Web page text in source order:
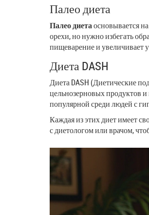
Палео диета
Палео диетаосновывается
орехи, но нужно избегать
пищеварение и увеличивает
Диета DASH
Диета DASH (Диетические
цельнозерновых продуктов и
популярной среди людей с
Каждая из этих диет имеет
с диетологом или врачом,